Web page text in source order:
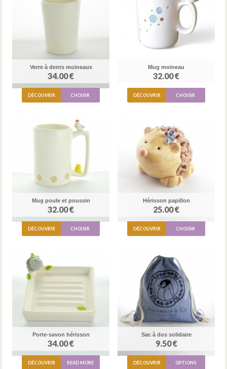
Verre à dents moineaux
34.00 €
DÉCOUVRIR CHOISIR
Mug moineau
32.00 €
DÉCOUVRIR CHOISIR
Mug poule et poussin
32.00 €
DÉCOUVRIR CHOISIR
Hérisson papillon
25.00 €
DÉCOUVRIR CHOISIR
Porte-savon hérisson
34.00 €
DÉCOUVRIR READ MORE
Sac à dos solidaire
9.50 €
DÉCOUVRIR OPTIONS